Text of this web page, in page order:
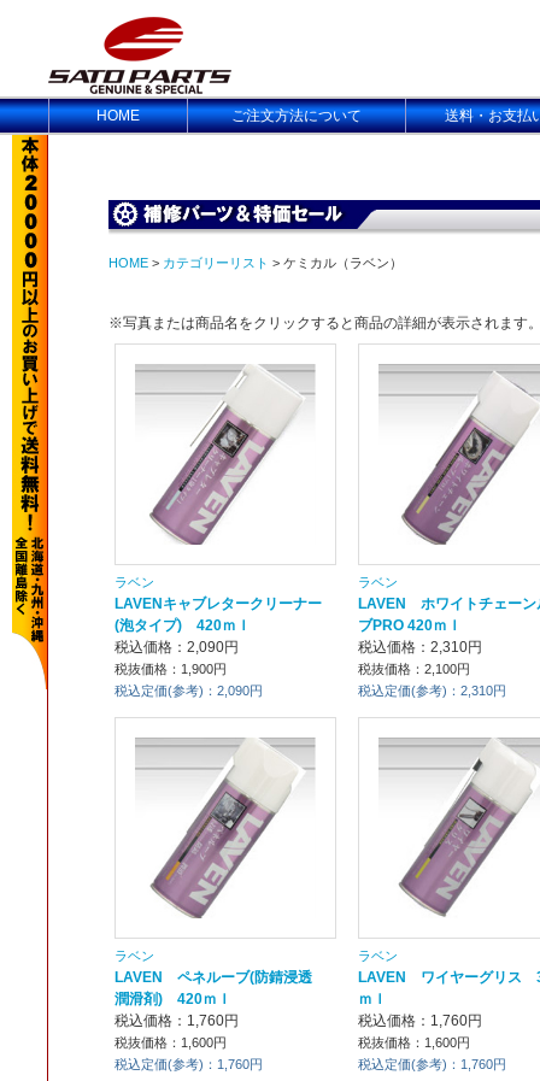
HOME ご注文方法について 送料・お支払
HOME > カテゴリーリスト > ケミカル（ラベン）
※写真または商品名をクリックすると商品の詳細が表示されます
ラベン
LAVENキャブレタークリーナー
(泡タイプ) 420ｍｌ
税込価格：2,090円
税抜価格：1,900円
税込定価(参考)：2,090円
ラベン
LAVEN ホワイトチェーン
ブPRO 420ｍｌ
税込価格：2,310円
税抜価格：2,100円
税込定価(参考)：2,310円
ラベン
LAVEN ペネルーブ(防錆浸透
潤滑剤) 420ｍｌ
税込価格：1,760円
税抜価格：1,600円
税込定価(参考)：1,760円
ラベン
LAVEN ワイヤーグリス
ｍｌ
税込価格：1,760円
税抜価格：1,600円
税込定価(参考)：1,760円